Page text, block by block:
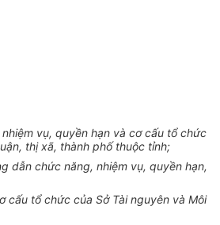
vụ, quyền hạn và cơ cấu tổ chức
thị xã, thành phố thuộc tỉnh;
dẫn chức năng, nhiệm vụ, quyền hạn,
cấu tổ chức của Sở Tài nguyên và Môi